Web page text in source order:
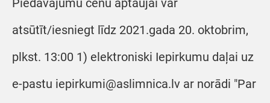
Piedāvājumu cenu aptaujai var
atsūtīt/iesniegt līdz 2021.gada 20. oktobrim,
plkst. 13:00 1) elektroniski Iepirkumu daļai uz
e-pastu iepirkumi@aslimnica.lv ar norādi "Par